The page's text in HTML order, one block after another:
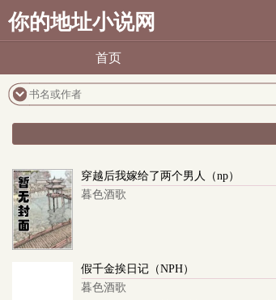
你的地址小说网
首页
穿越后我嫁给了两个男人（np）
暮色酒歌
假千金挨日记（NPH）
暮色酒歌